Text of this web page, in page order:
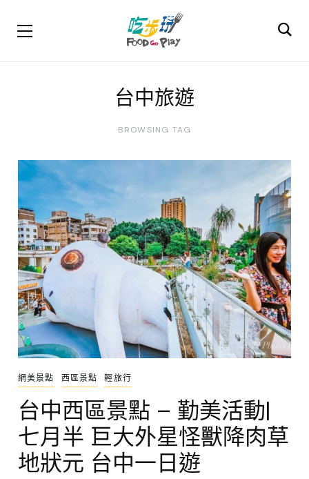
台中旅遊
BROWSING TAG
網美景點 西區景點 輕旅行
台中西區景點 – 勤美活動|
七月半 巨大外星怪獸降肉草
地狀元 台中一日遊